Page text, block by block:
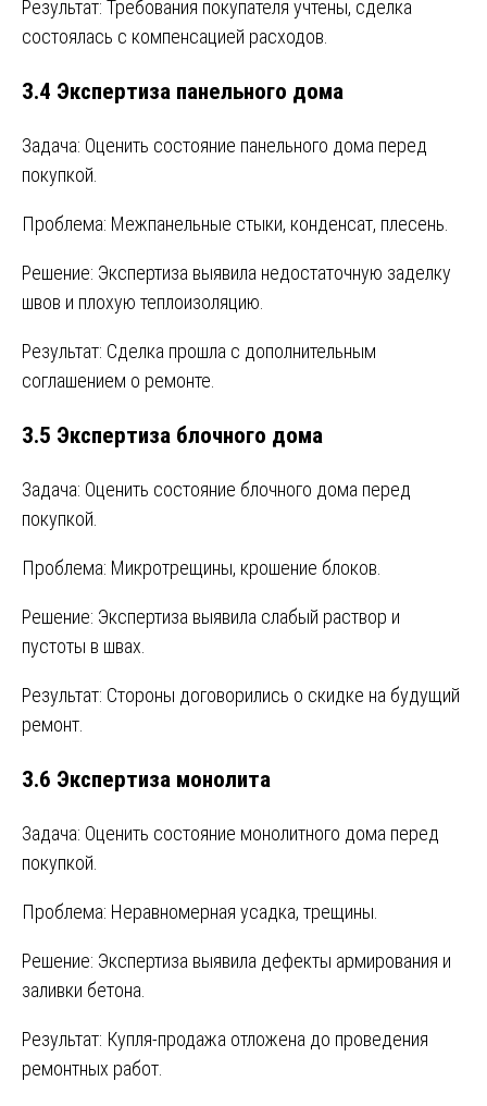
Результат: Требования покупателя учтены, сделка
состоялась с компенсацией расходов.
3.4 Экспертиза панельного дома
Задача: Оценить состояние панельного дома перед
покупкой.
Проблема: Межпанельные стыки, конденсат, плесень.
Решение: Экспертиза выявила недостаточную заделку
швов и плохую теплоизоляцию.
Результат: Сделка прошла с дополнительным
соглашением о ремонте.
3.5 Экспертиза блочного дома
Задача: Оценить состояние блочного дома перед
покупкой.
Проблема: Микротрещины, крошение блоков.
Решение: Экспертиза выявила слабый раствор и
пустоты в швах.
Результат: Стороны договорились о скидке на будущий
ремонт.
3.6 Экспертиза монолита
Задача: Оценить состояние монолитного дома перед
покупкой.
Проблема: Неравномерная усадка, трещины.
Решение: Экспертиза выявила дефекты армирования и
заливки бетона.
Результат: Купля-продажа отложена до проведения
ремонтных работ.